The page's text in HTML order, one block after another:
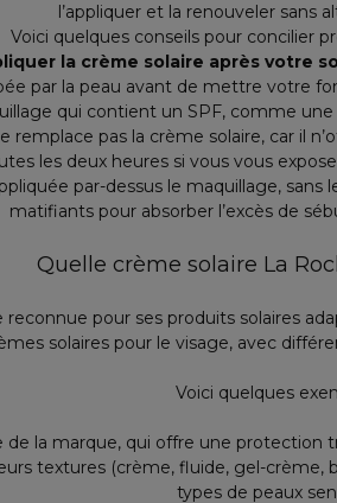
l’appliquer et la renouveler sans
Voici quelques conseils pour concilier
la crème solaire après votre
par la peau avant de mettre votre
qui contient un SPF, comme
remplace pas la crème solaire, car il
les deux heures si vous vous
par-dessus le maquillage, sans
matifiants pour absorber l’excès de
Quelle crème solaire La
pour ses produits solaires
solaires pour le visage, avec
Voici quelques
de la marque, qui offre une protection
textures (crème, fluide, gel-crème,
types de peaux